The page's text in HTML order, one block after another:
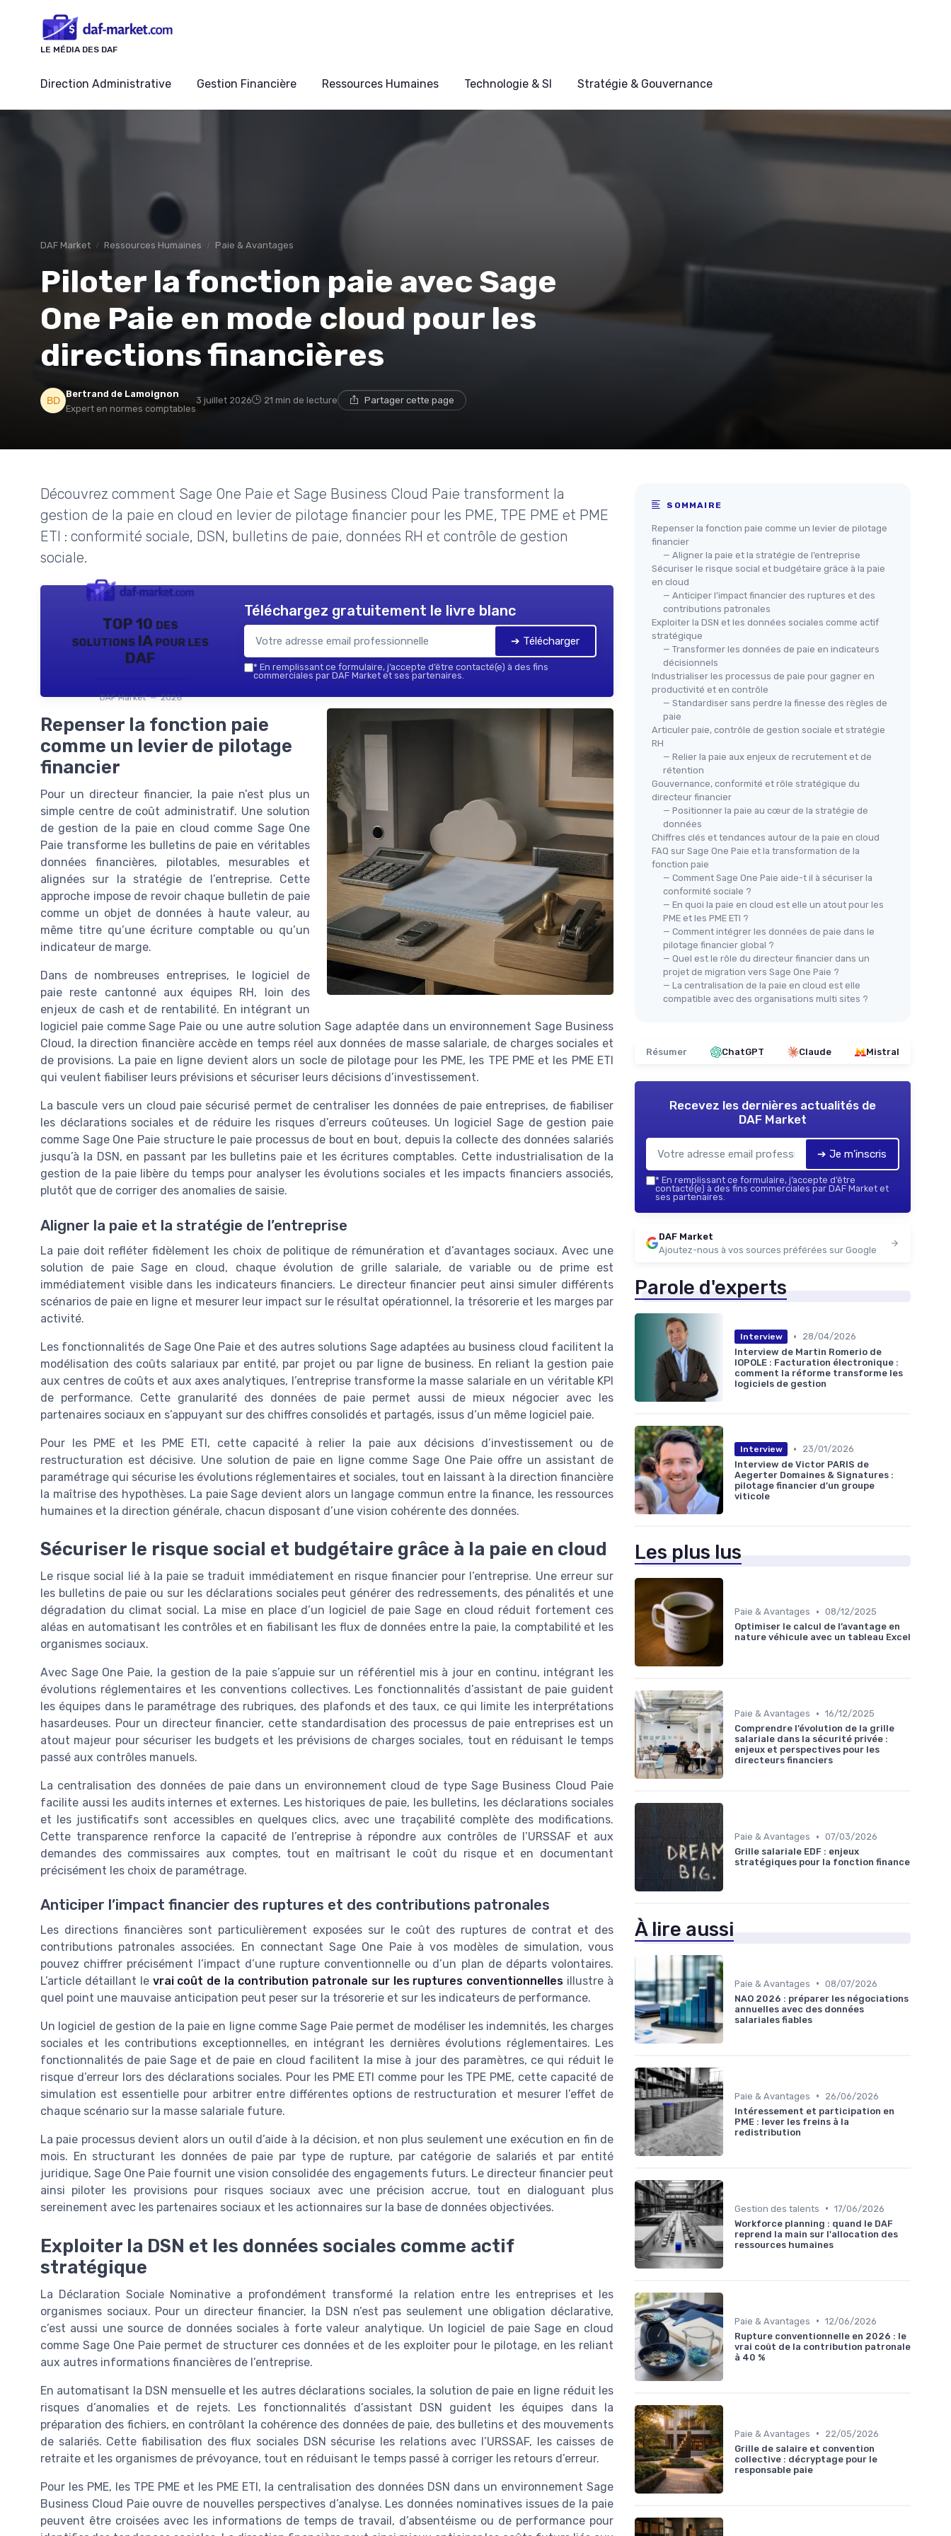
LE MÉDIA DES DAF
Direction Administrative Gestion Financière Ressources Humaines Technologie & SI Stratégie & Gouvernance
DAF Market Ressources Humaines Paie & Avantages
Piloter la fonction paie avec Sage
One Paie en mode cloud pour les
directions financières
Bertrand de Lamoignon
Expert en normes comptables
3 juillet 2026 21 min de lecture Partager cette page
Découvrez comment Sage One Paie et Sage Business Cloud Paie transforment la
gestion de la paie en cloud en levier de pilotage financier pour les PME, TPE PME et PME
ETI : conformité sociale, DSN, bulletins de paie, données RH et contrôle de gestion
sociale.
TOP 10 des
solutions IA pour les
DAF
DAF Market — 2026
Téléchargez gratuitement le livre blanc
➔ Télécharger
* En remplissant ce formulaire, j’accepte d’être contacté(e) à des fins
commerciales par DAF Market et ses partenaires.
Repenser la fonction paie
comme un levier de pilotage
financier
Pour un directeur financier, la paie n’est plus un
simple centre de coût administratif. Une solution
de gestion de la paie en cloud comme Sage One
Paie transforme les bulletins de paie en véritables
données financières, pilotables, mesurables et
alignées sur la stratégie de l’entreprise. Cette
approche impose de revoir chaque bulletin de paie
comme un objet de données à haute valeur, au
même titre qu’une écriture comptable ou qu’un
indicateur de marge.
Dans de nombreuses entreprises, le logiciel de
paie reste cantonné aux équipes RH, loin des
enjeux de cash et de rentabilité. En intégrant un
logiciel paie comme Sage Paie ou une autre solution Sage adaptée dans un environnement Sage Business
Cloud, la direction financière accède en temps réel aux données de masse salariale, de charges sociales et
de provisions. La paie en ligne devient alors un socle de pilotage pour les PME, les TPE PME et les PME ETI
qui veulent fiabiliser leurs prévisions et sécuriser leurs décisions d’investissement.
La bascule vers un cloud paie sécurisé permet de centraliser les données de paie entreprises, de fiabiliser
les déclarations sociales et de réduire les risques d’erreurs coûteuses. Un logiciel Sage de gestion paie
comme Sage One Paie structure le paie processus de bout en bout, depuis la collecte des données salariés
jusqu’à la DSN, en passant par les bulletins paie et les écritures comptables. Cette industrialisation de la
gestion de la paie libère du temps pour analyser les évolutions sociales et les impacts financiers associés,
plutôt que de corriger des anomalies de saisie.
Aligner la paie et la stratégie de l’entreprise
La paie doit refléter fidèlement les choix de politique de rémunération et d’avantages sociaux. Avec une
solution de paie Sage en cloud, chaque évolution de grille salariale, de variable ou de prime est
immédiatement visible dans les indicateurs financiers. Le directeur financier peut ainsi simuler différents
scénarios de paie en ligne et mesurer leur impact sur le résultat opérationnel, la trésorerie et les marges par
activité.
Les fonctionnalités de Sage One Paie et des autres solutions Sage adaptées au business cloud facilitent la
modélisation des coûts salariaux par entité, par projet ou par ligne de business. En reliant la gestion paie
aux centres de coûts et aux axes analytiques, l’entreprise transforme la masse salariale en un véritable KPI
de performance. Cette granularité des données de paie permet aussi de mieux négocier avec les
partenaires sociaux en s’appuyant sur des chiffres consolidés et partagés, issus d’un même logiciel paie.
Pour les PME et les PME ETI, cette capacité à relier la paie aux décisions d’investissement ou de
restructuration est décisive. Une solution de paie en ligne comme Sage One Paie offre un assistant de
paramétrage qui sécurise les évolutions réglementaires et sociales, tout en laissant à la direction financière
la maîtrise des hypothèses. La paie Sage devient alors un langage commun entre la finance, les ressources
humaines et la direction générale, chacun disposant d’une vision cohérente des données.
Sécuriser le risque social et budgétaire grâce à la paie en cloud
Le risque social lié à la paie se traduit immédiatement en risque financier pour l’entreprise. Une erreur sur
les bulletins de paie ou sur les déclarations sociales peut générer des redressements, des pénalités et une
dégradation du climat social. La mise en place d’un logiciel de paie Sage en cloud réduit fortement ces
aléas en automatisant les contrôles et en fiabilisant les flux de données entre la paie, la comptabilité et les
organismes sociaux.
Avec Sage One Paie, la gestion de la paie s’appuie sur un référentiel mis à jour en continu, intégrant les
évolutions réglementaires et les conventions collectives. Les fonctionnalités d’assistant de paie guident
les équipes dans le paramétrage des rubriques, des plafonds et des taux, ce qui limite les interprétations
hasardeuses. Pour un directeur financier, cette standardisation des processus de paie entreprises est un
atout majeur pour sécuriser les budgets et les prévisions de charges sociales, tout en réduisant le temps
passé aux contrôles manuels.
La centralisation des données de paie dans un environnement cloud de type Sage Business Cloud Paie
facilite aussi les audits internes et externes. Les historiques de paie, les bulletins, les déclarations sociales
et les justificatifs sont accessibles en quelques clics, avec une traçabilité complète des modifications.
Cette transparence renforce la capacité de l’entreprise à répondre aux contrôles de l’URSSAF et aux
demandes des commissaires aux comptes, tout en maîtrisant le coût du risque et en documentant
précisément les choix de paramétrage.
Anticiper l’impact financier des ruptures et des contributions patronales
Les directions financières sont particulièrement exposées sur le coût des ruptures de contrat et des
contributions patronales associées. En connectant Sage One Paie à vos modèles de simulation, vous
pouvez chiffrer précisément l’impact d’une rupture conventionnelle ou d’un plan de départs volontaires.
L’article détaillant le vrai coût de la contribution patronale sur les ruptures conventionnelles illustre à
quel point une mauvaise anticipation peut peser sur la trésorerie et sur les indicateurs de performance.
Un logiciel de gestion de la paie en ligne comme Sage Paie permet de modéliser les indemnités, les charges
sociales et les contributions exceptionnelles, en intégrant les dernières évolutions réglementaires. Les
fonctionnalités de paie Sage et de paie en cloud facilitent la mise à jour des paramètres, ce qui réduit le
risque d’erreur lors des déclarations sociales. Pour les PME ETI comme pour les TPE PME, cette capacité de
simulation est essentielle pour arbitrer entre différentes options de restructuration et mesurer l’effet de
chaque scénario sur la masse salariale future.
La paie processus devient alors un outil d’aide à la décision, et non plus seulement une exécution en fin de
mois. En structurant les données de paie par type de rupture, par catégorie de salariés et par entité
juridique, Sage One Paie fournit une vision consolidée des engagements futurs. Le directeur financier peut
ainsi piloter les provisions pour risques sociaux avec une précision accrue, tout en dialoguant plus
sereinement avec les partenaires sociaux et les actionnaires sur la base de données objectivées.
Exploiter la DSN et les données sociales comme actif
stratégique
La Déclaration Sociale Nominative a profondément transformé la relation entre les entreprises et les
organismes sociaux. Pour un directeur financier, la DSN n’est pas seulement une obligation déclarative,
c’est aussi une source de données sociales à forte valeur analytique. Un logiciel de paie Sage en cloud
comme Sage One Paie permet de structurer ces données et de les exploiter pour le pilotage, en les reliant
aux autres informations financières de l’entreprise.
En automatisant la DSN mensuelle et les autres déclarations sociales, la solution de paie en ligne réduit les
risques d’anomalies et de rejets. Les fonctionnalités d’assistant DSN guident les équipes dans la
préparation des fichiers, en contrôlant la cohérence des données de paie, des bulletins et des mouvements
de salariés. Cette fiabilisation des flux sociales DSN sécurise les relations avec l’URSSAF, les caisses de
retraite et les organismes de prévoyance, tout en réduisant le temps passé à corriger les retours d’erreur.
Pour les PME, les TPE PME et les PME ETI, la centralisation des données DSN dans un environnement Sage
Business Cloud Paie ouvre de nouvelles perspectives d’analyse. Les données nominatives issues de la paie
peuvent être croisées avec les informations de temps de travail, d’absentéisme ou de performance pour
SOMMAIRE
Repenser la fonction paie comme un levier de pilotage
financier
— Aligner la paie et la stratégie de l’entreprise
Sécuriser le risque social et budgétaire grâce à la paie
en cloud
— Anticiper l’impact financier des ruptures et des
contributions patronales
Exploiter la DSN et les données sociales comme actif
stratégique
— Transformer les données de paie en indicateurs
décisionnels
Industrialiser les processus de paie pour gagner en
productivité et en contrôle
— Standardiser sans perdre la finesse des règles de
paie
Articuler paie, contrôle de gestion sociale et stratégie
RH
— Relier la paie aux enjeux de recrutement et de
rétention
Gouvernance, conformité et rôle stratégique du
directeur financier
— Positionner la paie au cœur de la stratégie de
données
Chiffres clés et tendances autour de la paie en cloud
FAQ sur Sage One Paie et la transformation de la
fonction paie
— Comment Sage One Paie aide-t il à sécuriser la
conformité sociale ?
— En quoi la paie en cloud est elle un atout pour les
PME et les PME ETI ?
— Comment intégrer les données de paie dans le
pilotage financier global ?
— Quel est le rôle du directeur financier dans un
projet de migration vers Sage One Paie ?
— La centralisation de la paie en cloud est elle
compatible avec des organisations multi sites ?
Résumer ChatGPT Claude Mistral
Recevez les dernières actualités de
DAF Market
➔ Je m'inscris
* En remplissant ce formulaire, j’accepte d’être
contacté(e) à des fins commerciales par DAF Market et
ses partenaires.
DAF Market
Ajoutez-nous à vos sources préférées sur Google
Parole d'experts
Interview •
28/04/2026
Interview de Martin Romerio de
IOPOLE : Facturation électronique :
comment la réforme transforme les
logiciels de gestion
Interview •
23/01/2026
Interview de Victor PARIS de
Aegerter Domaines & Signatures :
pilotage financier d’un groupe
viticole
Les plus lus
Paie & Avantages • 08/12/2025
Optimiser le calcul de l’avantage en
nature véhicule avec un tableau Excel
Paie & Avantages • 16/12/2025
Comprendre l’évolution de la grille
salariale dans la sécurité privée :
enjeux et perspectives pour les
directeurs financiers
Paie & Avantages • 07/03/2026
Grille salariale EDF : enjeux
stratégiques pour la fonction finance
À lire aussi
Paie & Avantages • 08/07/2026
NAO 2026 : préparer les négociations
annuelles avec des données
salariales fiables
Paie & Avantages •
26/06/2026
Intéressement et participation en
PME : lever les freins à la
redistribution
Gestion des talents • 17/06/2026
Workforce planning : quand le DAF
reprend la main sur l'allocation des
ressources humaines
Paie & Avantages • 12/06/2026
Rupture conventionnelle en 2026 : le
vrai coût de la contribution patronale
à 40 %
Paie & Avantages •
22/05/2026
Grille de salaire et convention
collective : décryptage pour le
responsable paie